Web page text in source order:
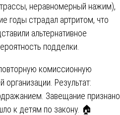
неравномерный нажим),
годы страдал артритом, что
альтернативное
подделки.
комиссионную
Результат:
Завещание признано
к детям по закону. 🏠